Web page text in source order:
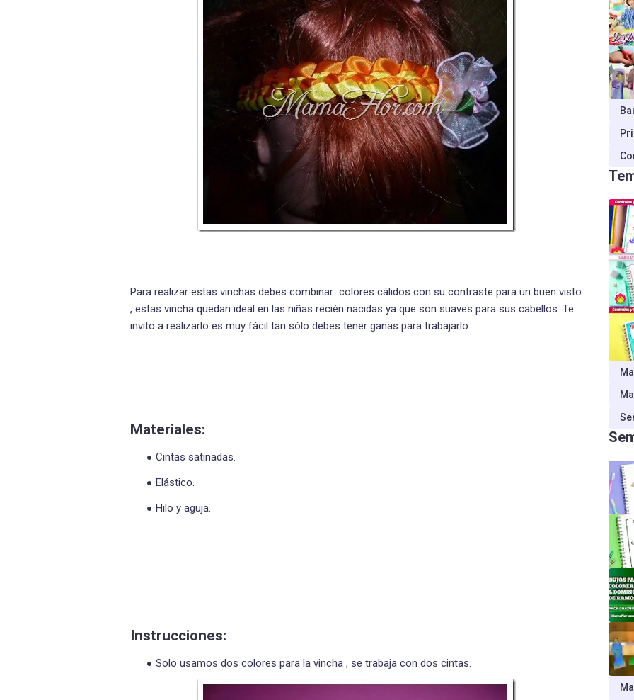
Para realizar estas vinchas debes combinar colores cálidos con su contraste para un buen visto
, estas vincha quedan ideal en las niñas recién nacidas ya que son suaves para sus cabellos .Te
invito a realizarlo es muy fácil tan sólo debes tener ganas para trabajarlo
Materiales:
Cintas satinadas.
Elástico.
Hilo y aguja.
Instrucciones:
Solo usamos dos colores para la vincha , se trabaja con dos cintas.